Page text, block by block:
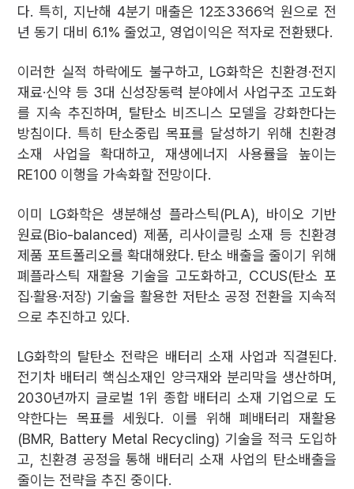
다. 특히, 지난해 4분기 매출은 12조3366억 원으로 전
년 동기 대비 6.1% 줄었고, 영업이익은 적자로 전환됐다.
이러한 실적 하락에도 불구하고, LG화학은 친환경·전지
재료·신약 등 3대 신성장동력 분야에서 사업구조 고도화
를 지속 추진하며, 탈탄소 비즈니스 모델을 강화한다는
방침이다. 특히 탄소중립 목표를 달성하기 위해 친환경
소재 사업을 확대하고, 재생에너지 사용률을 높이는
RE100 이행을 가속화할 전망이다.
이미 LG화학은 생분해성 플라스틱(PLA), 바이오 기반
원료(Bio-balanced) 제품, 리사이클링 소재 등 친환경
제품 포트폴리오를 확대해왔다. 탄소 배출을 줄이기 위해
폐플라스틱 재활용 기술을 고도화하고, CCUS(탄소 포
집·활용·저장) 기술을 활용한 저탄소 공정 전환을 지속적
으로 추진하고 있다.
LG화학의 탈탄소 전략은 배터리 소재 사업과 직결된다.
전기차 배터리 핵심소재인 양극재와 분리막을 생산하며,
2030년까지 글로벌 1위 종합 배터리 소재 기업으로 도
약한다는 목표를 세웠다. 이를 위해 폐배터리 재활용
(BMR, Battery Metal Recycling) 기술을 적극 도입하
고, 친환경 공정을 통해 배터리 소재 사업의 탄소배출을
줄이는 전략을 추진 중이다.